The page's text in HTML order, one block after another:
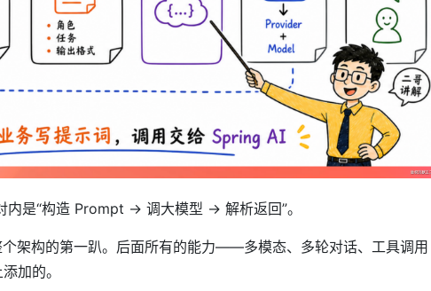
内是“构造 Prompt → 调大模型 → 解析返回”。
架构的第一趴。后面所有的能力——多模态、多轮对话、工具调用
加的。